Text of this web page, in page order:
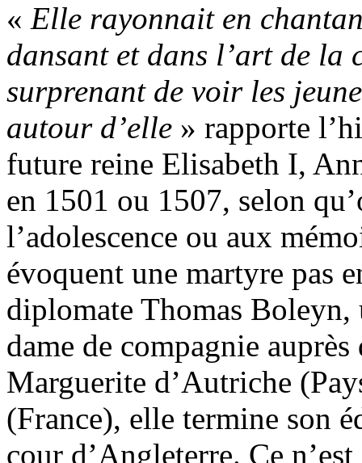
« Elle rayonnait en
dansant et dans l’art de
surprenant de voir les
autour d’elle » rapporte
future reine Elisabeth I,
en 1501 ou 1507, selon
l’adolescence ou aux
évoquent une martyre pas
diplomate Thomas
dame de compagnie
Marguerite d’Autriche
(France), elle termine son
cour d’Angleterre. Ce